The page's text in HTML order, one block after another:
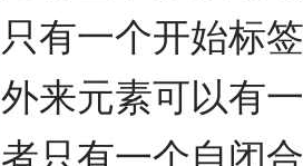
只有一个开始标
外来元素可以有
者只有一个自闭